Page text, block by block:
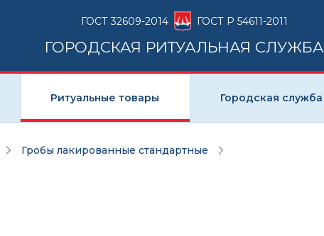
ГОСТ 32609-2014 ГОСТ Р 54611-2011
ГОРОДСКАЯ РИТУАЛЬНАЯ СЛУЖБА
Ритуальные товары Городская служба
Гробы лакированные стандартные